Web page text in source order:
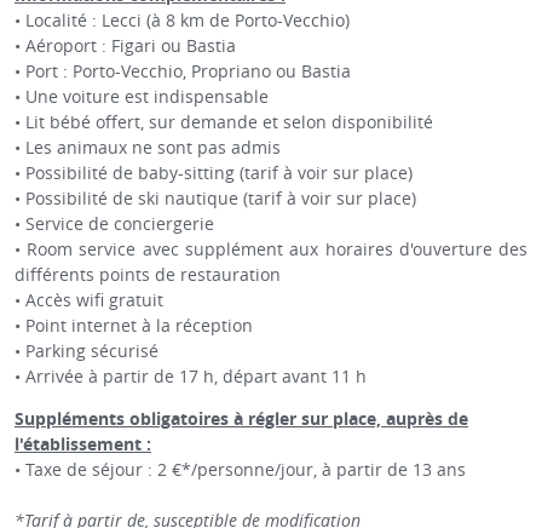
• Localité : Lecci (à 8 km de Porto-Vecchio)
• Aéroport : Figari ou Bastia
• Port : Porto-Vecchio, Propriano ou Bastia
• Une voiture est indispensable
• Lit bébé offert, sur demande et selon disponibilité
• Les animaux ne sont pas admis
• Possibilité de baby-sitting (tarif à voir sur place)
• Possibilité de ski nautique (tarif à voir sur place)
• Service de conciergerie
• Room service avec supplément aux horaires d'ouverture des
différents points de restauration
• Accès wifi gratuit
• Point internet à la réception
• Parking sécurisé
• Arrivée à partir de 17 h, départ avant 11 h
Suppléments obligatoires à régler sur place, auprès de
l'établissement :
• Taxe de séjour : 2 €*/personne/jour, à partir de 13 ans
*Tarif à partir de, susceptible de modification